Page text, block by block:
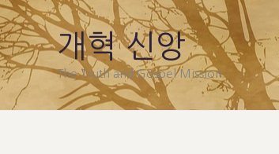
Skip
to
content
개혁 신앙
The Truth and Gospel Mission